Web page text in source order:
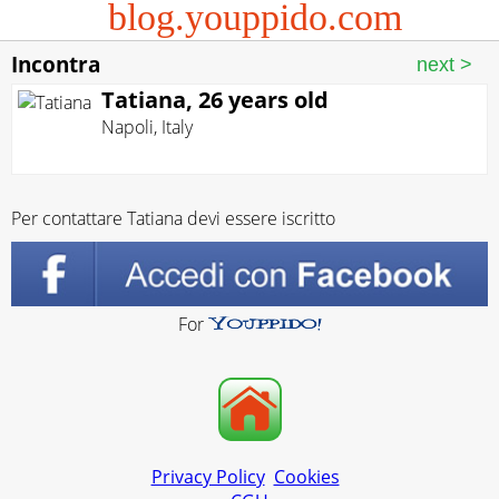
blog.youppido.com
Incontra
Tatiana, 26 years old
Napoli, Italy
Per contattare Tatiana devi essere iscritto
For
Privacy Policy Cookies